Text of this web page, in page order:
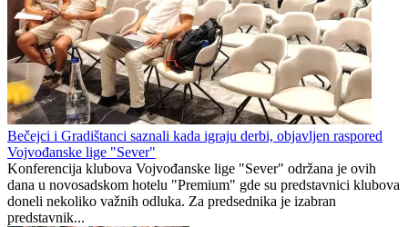
Bečejci i Gradištanci saznali kada igraju derbi, objavljen raspored
Vojvođanske lige "Sever"
Konferencija klubova Vojvođanske lige "Sever" održana je ovih
dana u novosadskom hotelu "Premium" gde su predstavnici klubova
doneli nekoliko važnih odluka. Za predsednika je izabran
predstavnik...